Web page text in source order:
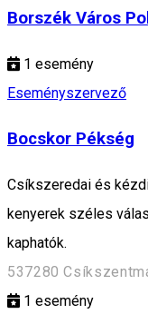
Borszék Város
1 esemény
Eseményszervező
Bocskor Pékség
Csíkszeredai és
kenyerek széles
kaphatók.
537280
1 esemény